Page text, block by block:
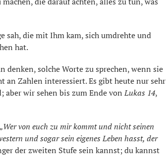
sah, die mit Ihm kam, sich umdrehte und
hat.
solche Worte zu sprechen, wenn sie
an Zahlen interessiert. Es gibt heute nur sehr
aber wir sehen bis zum Ende vonLukas 14,
„Wer von euch zu mir kommt und nicht seinen
und sogar sein eigenes Leben hasst, der
der zweiten Stufe sein kannst; du kannst